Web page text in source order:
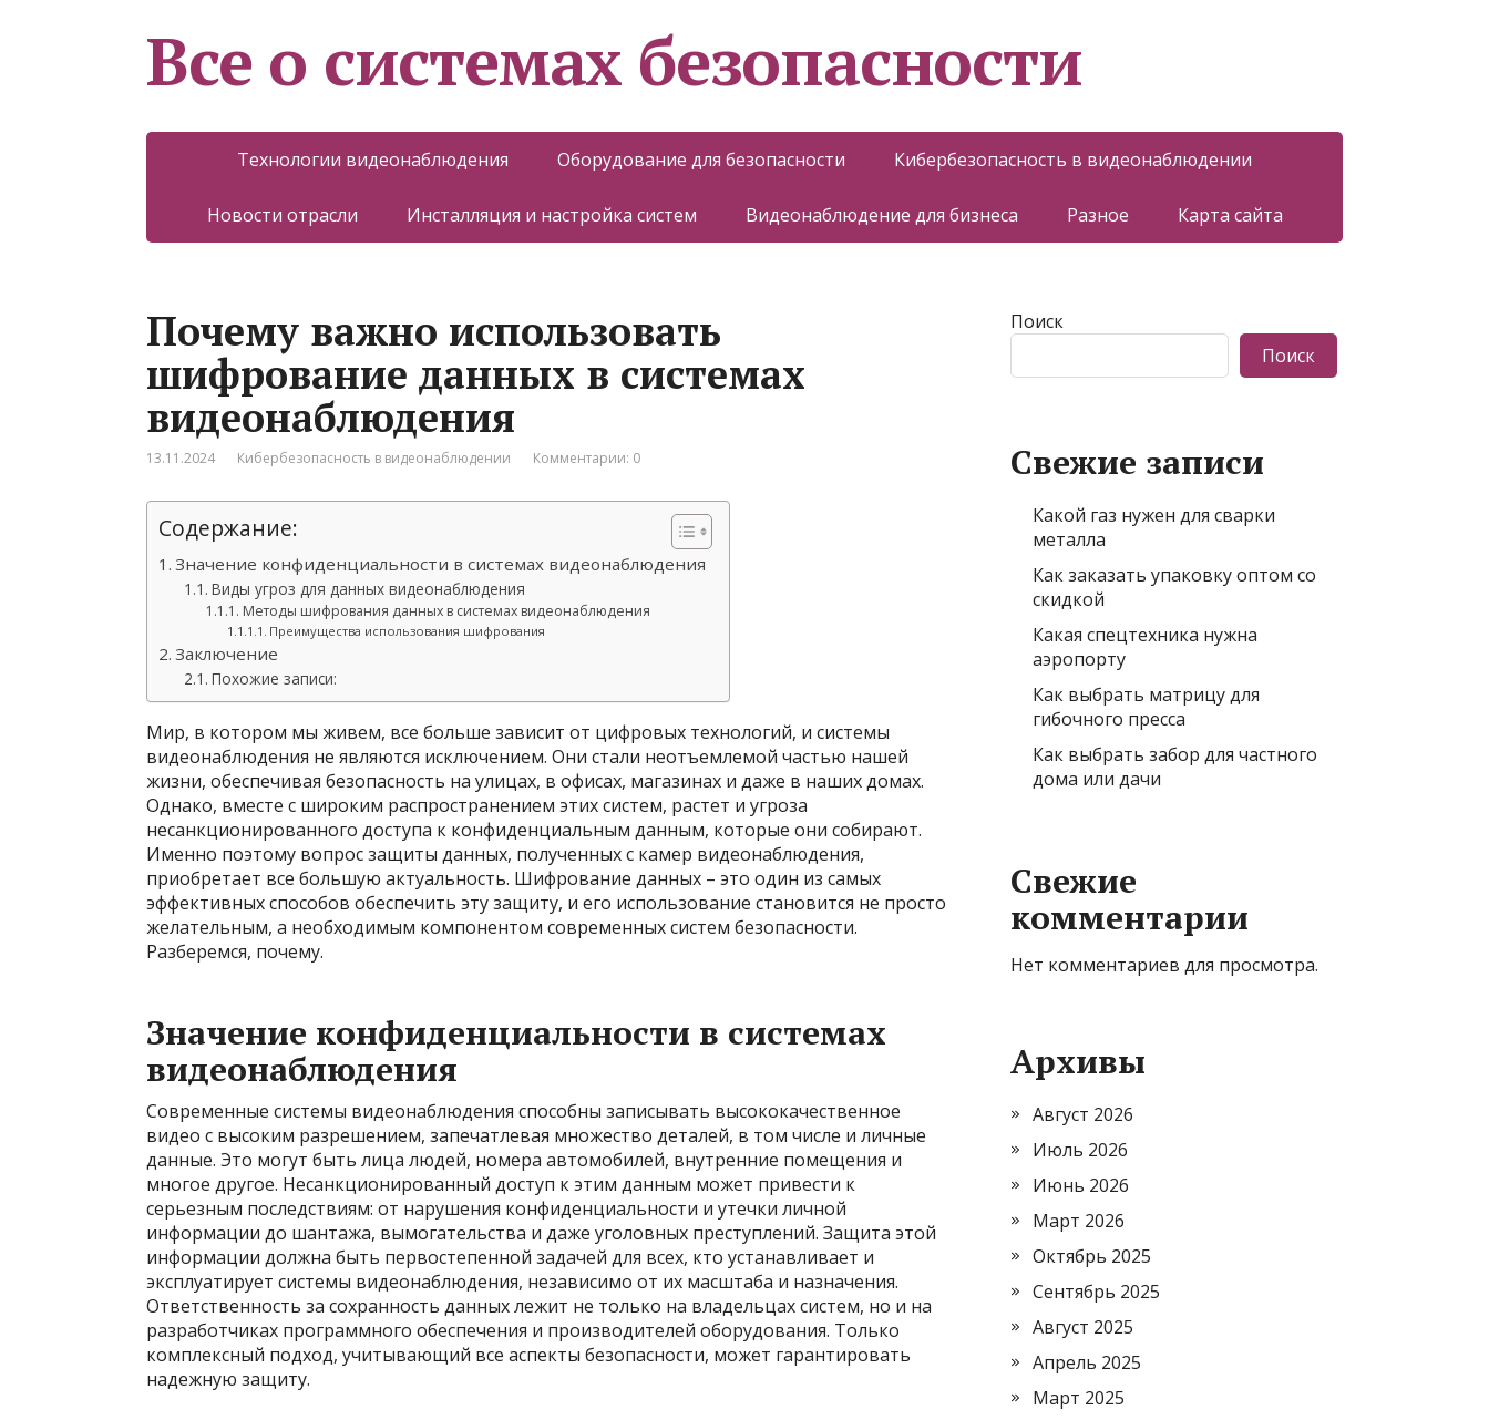
Все о системах безопасности
Технологии видеонаблюдения Оборудование для безопасности Кибербезопасность в видеонаблюдении
Новости отрасли Инсталляция и настройка систем Видеонаблюдение для бизнеса Разное Карта сайта
Почему важно использовать
шифрование данных в системах
видеонаблюдения
13.11.2024 Кибербезопасность в видеонаблюдении Комментарии: 0
Содержание:
Значение конфиденциальности в системах видеонаблюдения
Виды угроз для данных видеонаблюдения
Методы шифрования данных в системах видеонаблюдения
Преимущества использования шифрования
Заключение
Похожие записи:
Мир, в котором мы живем, все больше зависит от цифровых технологий, и системы
видеонаблюдения не являются исключением. Они стали неотъемлемой частью нашей
жизни, обеспечивая безопасность на улицах, в офисах, магазинах и даже в наших домах.
Однако, вместе с широким распространением этих систем, растет и угроза
несанкционированного доступа к конфиденциальным данным, которые они собирают.
Именно поэтому вопрос защиты данных, полученных с камер видеонаблюдения,
приобретает все большую актуальность. Шифрование данных – это один из самых
эффективных способов обеспечить эту защиту, и его использование становится не просто
желательным, а необходимым компонентом современных систем безопасности.
Разберемся, почему.
Значение конфиденциальности в системах
видеонаблюдения
Современные системы видеонаблюдения способны записывать высококачественное
видео с высоким разрешением, запечатлевая множество деталей, в том числе и личные
данные. Это могут быть лица людей, номера автомобилей, внутренние помещения и
многое другое. Несанкционированный доступ к этим данным может привести к
серьезным последствиям: от нарушения конфиденциальности и утечки личной
информации до шантажа, вымогательства и даже уголовных преступлений. Защита этой
информации должна быть первостепенной задачей для всех, кто устанавливает и
эксплуатирует системы видеонаблюдения, независимо от их масштаба и назначения.
Ответственность за сохранность данных лежит не только на владельцах систем, но и на
разработчиках программного обеспечения и производителей оборудования. Только
комплексный подход, учитывающий все аспекты безопасности, может гарантировать
надежную защиту.
Поиск
Поиск
Свежие записи
Какой газ нужен для сварки
металла
Как заказать упаковку оптом со
скидкой
Какая спецтехника нужна
аэропорту
Как выбрать матрицу для
гибочного пресса
Как выбрать забор для частного
дома или дачи
Свежие
комментарии
Нет комментариев для просмотра.
Архивы
Август 2026
Июль 2026
Июнь 2026
Март 2026
Октябрь 2025
Сентябрь 2025
Август 2025
Апрель 2025
Март 2025